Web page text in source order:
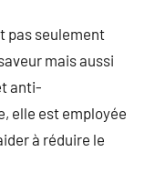
pas seulement
mais aussi
anti-
elle est employée
à réduire le